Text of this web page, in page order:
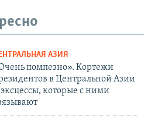
АЗИЯ
помпезно». Кортежи
в Центральной Азии
которые с ними